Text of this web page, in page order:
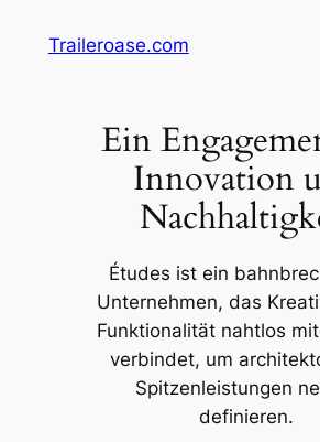
InhaltTraileroase.com
Ein
Innovation
Études ist ein
Unternehmen, das
Funktionalität nahtlos
verbindet, um
Spitzenleistungen
definieren.